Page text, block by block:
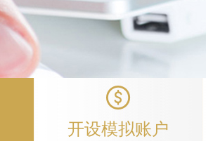
开设模拟账户